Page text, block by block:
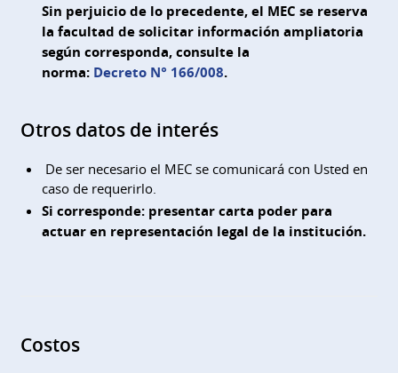
Sin perjuicio de lo precedente, el MEC se reserva
la facultad de solicitar información ampliatoria
según corresponda, consulte la
norma: Decreto N° 166/008.
Otros datos de interés
De ser necesario el MEC se comunicará con Usted en
caso de requerirlo.
Si corresponde: presentar carta poder para
actuar en representación legal de la institución.
Costos